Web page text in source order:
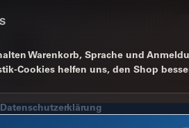
Warenkorb, Sprache und
Cookies helfen uns, den Shop
Datenschutzerklärung